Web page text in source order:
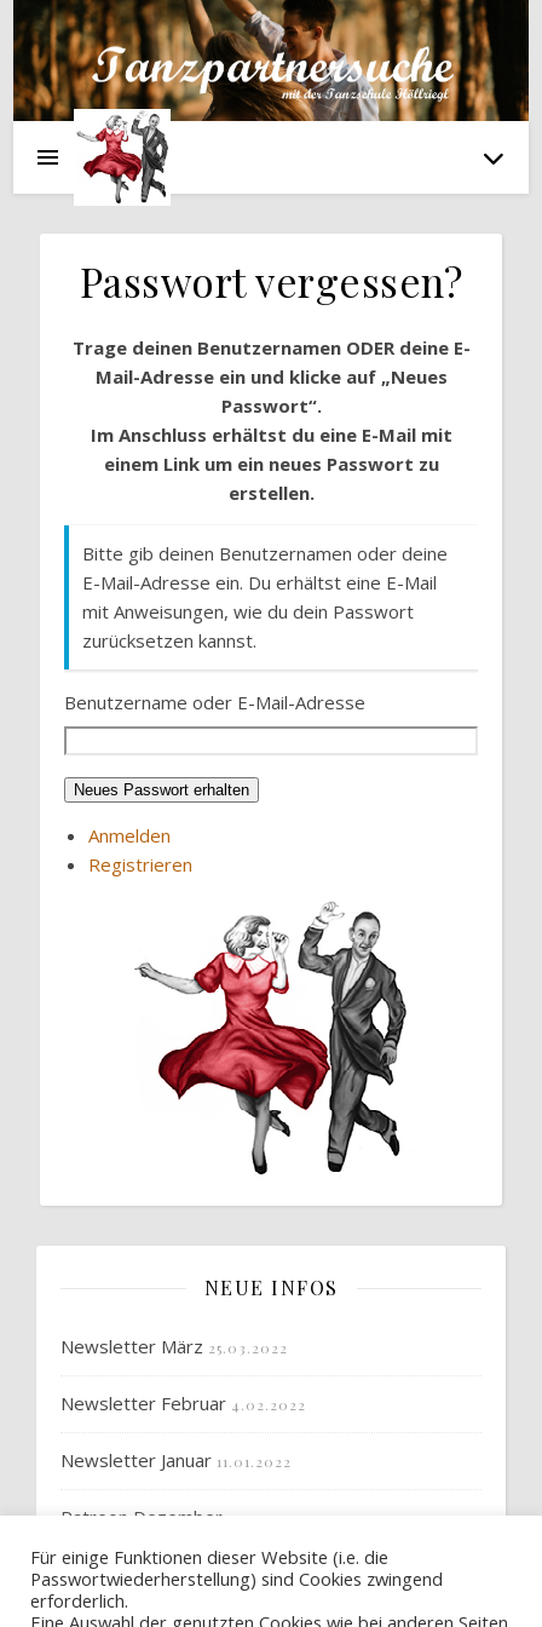
Passwort vergessen?
Trage deinen Benutzernamen ODER deine E-
Mail-Adresse ein und klicke auf „Neues
Passwort“.
Im Anschluss erhältst du eine E-Mail mit
einem Link um ein neues Passwort zu
erstellen.
Bitte gib deinen Benutzernamen oder deine
E-Mail-Adresse ein. Du erhältst eine E-Mail
mit Anweisungen, wie du dein Passwort
zurücksetzen kannst.
Benutzername oder E-Mail-Adresse
Neues Passwort erhalten
Anmelden
Registrieren
NEUE INFOS
Newsletter März 25.03.2022
Newsletter Februar 4.02.2022
Newsletter Januar 11.01.2022
Patreon Dezember
Newsletter Dezember 17.12.2021
Für einige Funktionen dieser Website (i.e. die
Passwortwiederherstellung) sind Cookies zwingend
erforderlich.
Eine Auswahl der genutzten Cookies wie bei anderen Seiten